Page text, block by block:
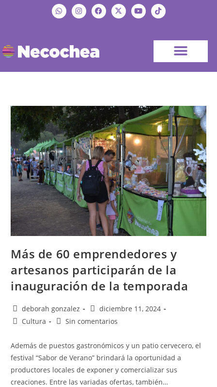
Más de 60 emprendedores y
artesanos participarán de la
inauguración de la temporada
deborah gonzalez
diciembre 11, 2024
Cultura
Sin comentarios
Además de puestos gastronómicos y un patio cervecero, el
festival “Sabor de Verano” brindará la oportunidad a
productores locales de exponer y comercializar sus
creaciones. Entre las variadas ofertas, también…